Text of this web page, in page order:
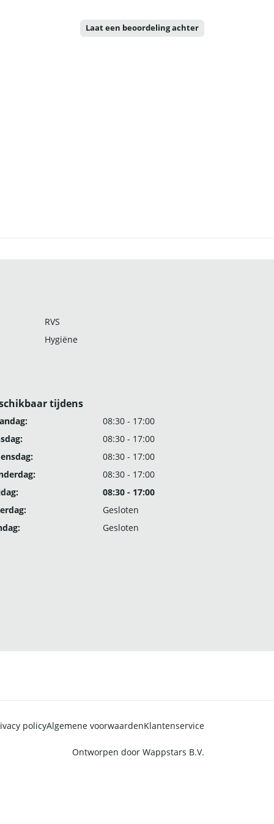
Laat een beoordeling achter
RVS
Hygiëne
tijdens
08:30 - 17:00
08:30 - 17:00
08:30 - 17:00
08:30 - 17:00
08:30 - 17:00
Gesloten
Gesloten
policyAlgemene voorwaardenKlantenservice
Ontworpen door Wappstars B.V.